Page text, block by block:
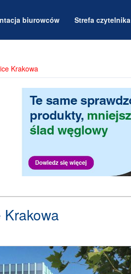
biurowców Strefa czytelnika
Krakowa